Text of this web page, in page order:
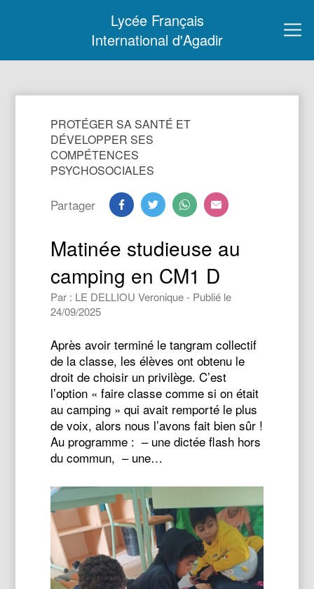
Lycée Français
International d'Agadir
PROTÉGER SA SANTÉ ET
DÉVELOPPER SES
COMPÉTENCES
PSYCHOSOCIALES
Partager
Matinée studieuse au
camping en CM1 D
Par : LE DELLIOU Veronique - Publié le
24/09/2025
Après avoir terminé le tangram collectif
de la classe, les élèves ont obtenu le
droit de choisir un privilège. C’est
l’option « faire classe comme si on était
au camping » qui avait remporté le plus
de voix, alors nous l’avons fait bien sûr !
Au programme : – une dictée flash hors
du commun, – une…